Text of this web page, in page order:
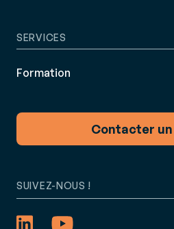
SERVICES
Formation
Contacter
SUIVEZ-NOUS !